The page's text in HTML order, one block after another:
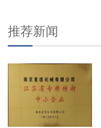
推荐新闻